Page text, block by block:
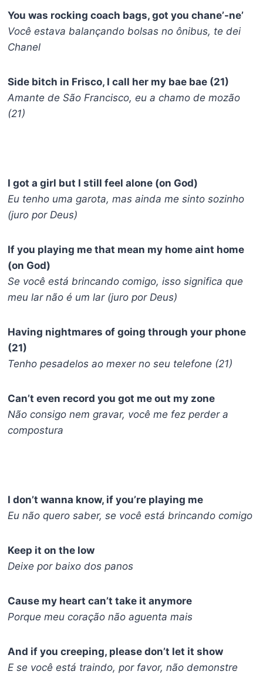
You was rocking coach bags, got you chane’-ne’
Você estava balançando bolsas no ônibus, te dei
Chanel
Side bitch in Frisco, I call her my bae bae (21)
Amante de São Francisco, eu a chamo de mozão
(21)
I got a girl but I still feel alone (on God)
Eu tenho uma garota, mas ainda me sinto sozinho
(juro por Deus)
If you playing me that mean my home aint home
(on God)
Se você está brincando comigo, isso significa que
meu lar não é um lar (juro por Deus)
Having nightmares of going through your phone
(21)
Tenho pesadelos ao mexer no seu telefone (21)
Can’t even record you got me out my zone
Não consigo nem gravar, você me fez perder a
compostura
I don’t wanna know, if you’re playing me
Eu não quero saber, se você está brincando comigo
Keep it on the low
Deixe por baixo dos panos
Cause my heart can’t take it anymore
Porque meu coração não aguenta mais
And if you creeping, please don’t let it show
E se você está traindo, por favor, não demonstre